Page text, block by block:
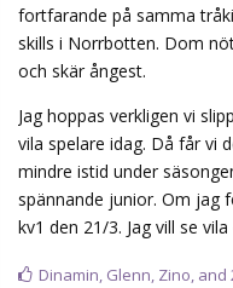
fortfarande på samma
skills i Norrbotten. Dom
och skär ångest.
Jag hoppas verkligen vi
vila spelare idag. Då får vi
mindre istid under
spännande junior. Om jag
kv1 den 21/3. Jag vill se
Dinamin, Glenn, Zino, and